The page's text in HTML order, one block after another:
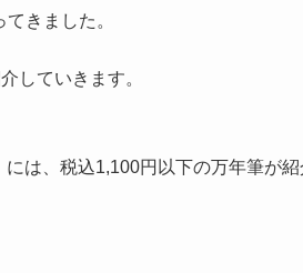
きました。
していきます。
は、税込1,100円以下の万年筆が紹